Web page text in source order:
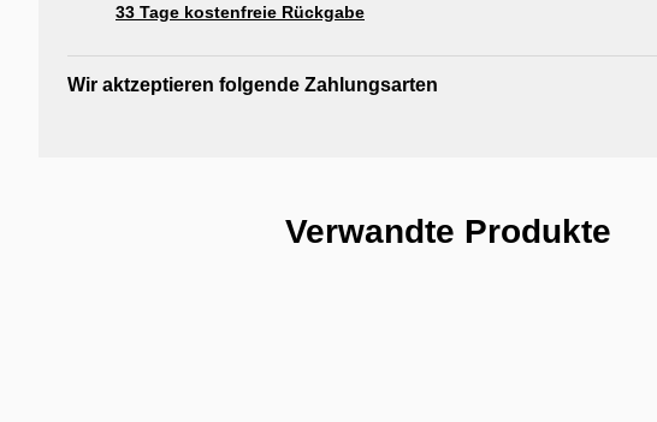
33 Tage kostenfreie Rückgabe
Wir aktzeptieren folgende Zahlungsarten
Verwandte Produkte